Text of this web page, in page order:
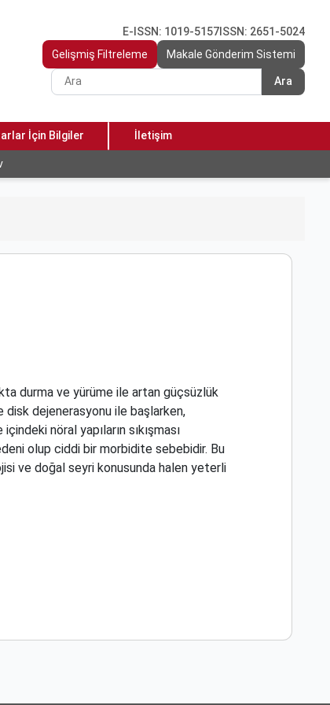
E-ISSN: 1019-5157 ISSN: 2651-5024
Gelişmiş Filtreleme
Makale Gönderim Sistemi
Ara
İçin Bilgiler İletişim
durma ve yürüme ile artan güçsüzlük
disk dejenerasyonu ile başlarken,
nöral yapıların sıkışması
olup ciddi bir morbidite sebebidir. Bu
ve doğal seyri konusunda halen yeterli